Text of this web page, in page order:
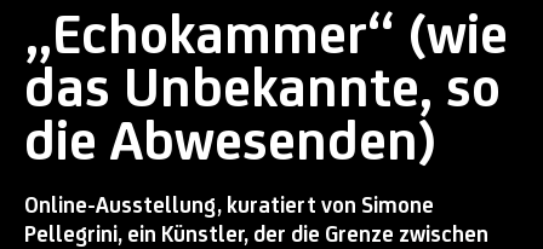
„Echokammer“ (wie
das Unbekannte, so
die Abwesenden)
Online-Ausstellung, kuratiert von Simone
Pellegrini, ein Künstler, der die Grenze zwischen